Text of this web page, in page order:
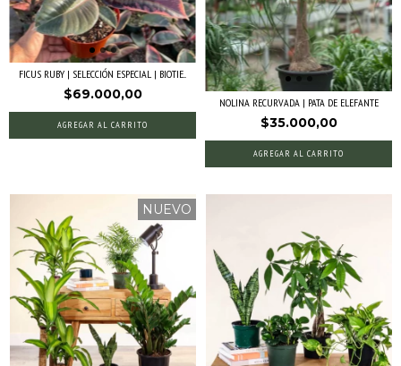
FICUS RUBY | SELECCIÓN ESPECIAL | BIOTIE...
$69.000,00
NOLINA RECURVADA | PATA DE ELEFANTE
$35.000,00
AGREGAR AL CARRITO
NUEVO